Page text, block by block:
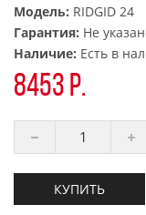
Модель: RIDGID 24
Гарантия: Не
Наличие: Есть в
8453 р.
КУПИТЬ